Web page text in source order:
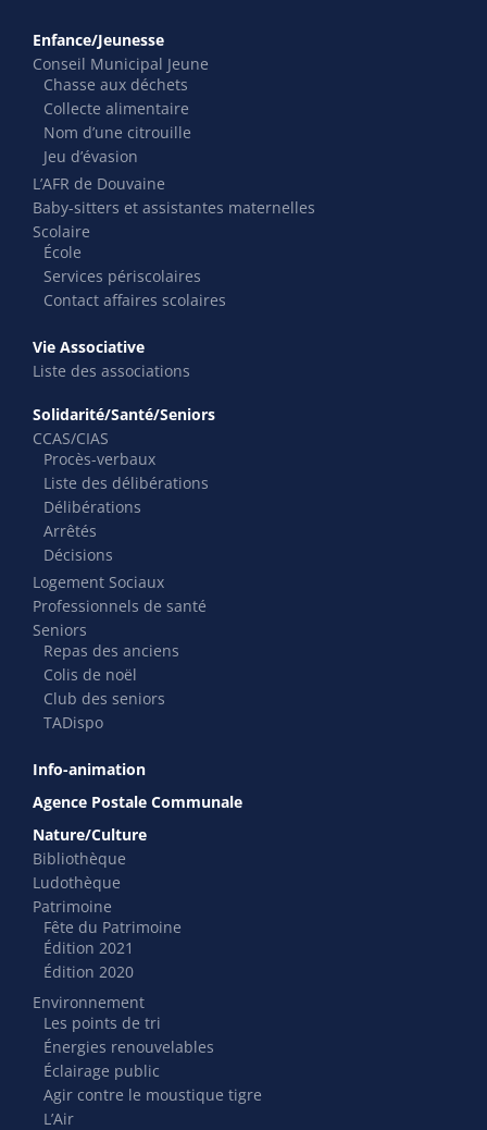
Enfance/Jeunesse
Conseil Municipal Jeune
Chasse aux déchets
Collecte alimentaire
Nom d’une citrouille
Jeu d’évasion
L’AFR de Douvaine
Baby-sitters et assistantes maternelles
Scolaire
École
Services périscolaires
Contact affaires scolaires
Vie Associative
Liste des associations
Solidarité/Santé/Seniors
CCAS/CIAS
Procès-verbaux
Liste des délibérations
Délibérations
Arrêtés
Décisions
Logement Sociaux
Professionnels de santé
Seniors
Repas des anciens
Colis de noël
Club des seniors
TADispo
Info-animation
Agence Postale Communale
Nature/Culture
Bibliothèque
Ludothèque
Patrimoine
Fête du Patrimoine
Édition 2021
Édition 2020
Environnement
Les points de tri
Énergies renouvelables
Éclairage public
Agir contre le moustique tigre
L’Air